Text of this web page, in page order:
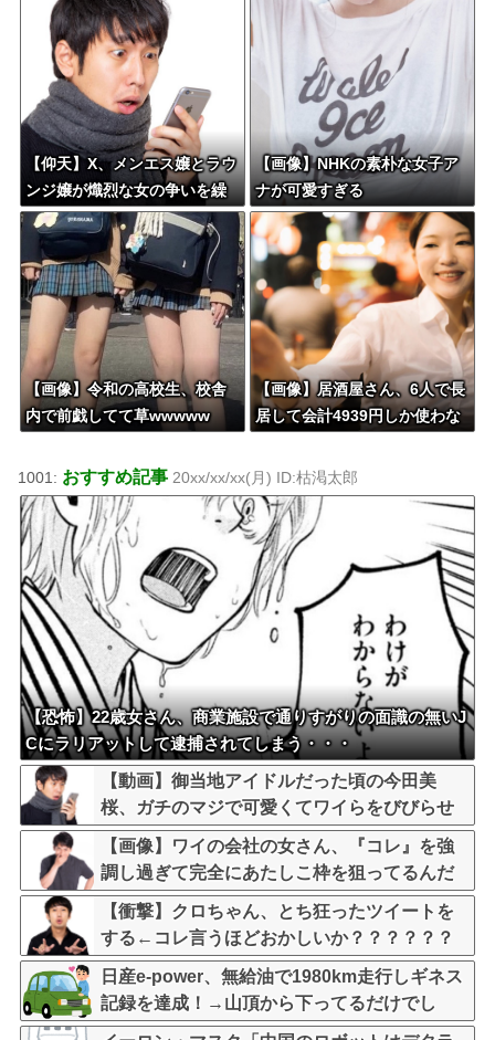
【仰天】X、メンエス嬢とラウ
ンジ嬢が熾烈な女の争いを繰
り広げ対戦型になってしまうw
w w w w w w w
【画像】NHKの素朴な女子ア
ナが可愛すぎる
【画像】令和の高校生、校舎
内で前戯してて草wwwww
【画像】居酒屋さん、6人で長
居して会計4939円しか使わな
う←コレどっちが悪いん
や？？？？？？
1001: おすすめ記事 20xx/xx/xx(月) ID:枯渇太郎
【恐怖】22歳女さん、商業施設で通りすがりの面識の無いJ
Cにラリアットして逮捕されてしまう・・・
【動画】御当地アイドルだった頃の今田美
桜、ガチのマジで可愛くてワイらをびびらせ
まくってしまうw w w w w w w w
【画像】ワイの会社の女さん、『コレ』を強
調し過ぎて完全にあたしこ枠を狙ってるんだ
がw w w w w w w w w w w w
【衝撃】クロちゃん、とち狂ったツイートを
する←コレ言うほどおかしいか？？？？？？
日産e-power、無給油で1980km走行しギネス
記録を達成！→山頂から下ってるだけでし
た…